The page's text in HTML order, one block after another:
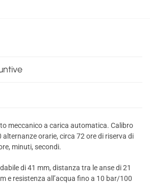
meccanico a carica automatica. Calibro
orarie, circa 72 ore di riserva di
minuti, secondi.
di 41 mm, distanza tra le anse di 21
e resistenza all’acqua fino a 10 bar/100